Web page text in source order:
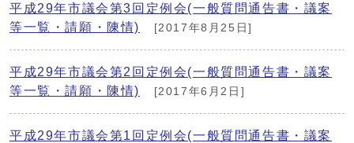
平成29年市議会第3回定例会(一般質問通告書・議案
等一覧・請願・陳情)
[2017年8月25日]
平成29年市議会第2回定例会(一般質問通告書・議案
等一覧・請願・陳情)
[2017年6月2日]
平成29年市議会第1回定例会(一般質問通告書・議案